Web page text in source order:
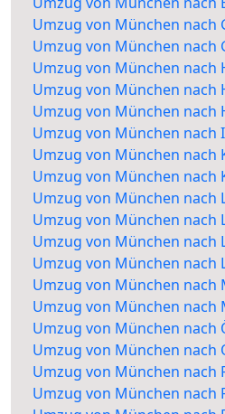
Umzug von München nach
Umzug von München nach
Umzug von München nach
Umzug von München nach
Umzug von München nach
Umzug von München nach
Umzug von München nach
Umzug von München nach
Umzug von München nach
Umzug von München nach
Umzug von München nach
Umzug von München nach
Umzug von München nach
Umzug von München nach
Umzug von München nach
Umzug von München nach
Umzug von München nach
Umzug von München nach